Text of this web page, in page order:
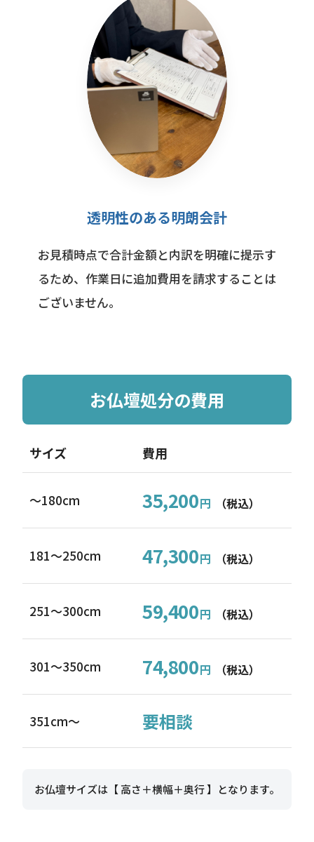
透明性のある明朗会計
お見積時点で合計金額と内訳を明確に提示す
るため、作業日に追加費用を請求することは
ございません。
お仏壇処分の費用
サイズ 費用
～180cm 35,200円 （税込）
181〜250cm 47,300円 （税込）
251〜300cm 59,400円 （税込）
301〜350cm 74,800円 （税込）
351cm〜 要相談
お仏壇サイズは【 高さ＋横幅＋奥行 】となります。